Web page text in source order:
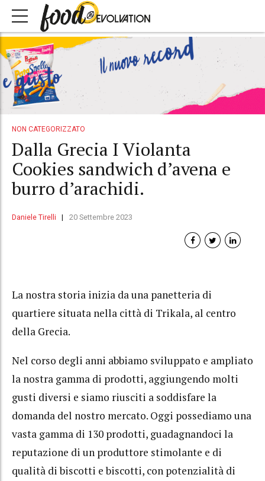
NON CATEGORIZZATO
Dalla Grecia I Violanta
Cookies sandwich d’avena e
burro d’arachidi.
Daniele Tirelli 20 Settembre 2023
La nostra storia inizia da una panetteria di
quartiere situata nella città di Trikala, al centro
della Grecia.
Nel corso degli anni abbiamo sviluppato e ampliato
la nostra gamma di prodotti, aggiungendo molti
gusti diversi e siamo riusciti a soddisfare la
domanda del nostro mercato. Oggi possediamo una
vasta gamma di 130 prodotti, guadagnandoci la
reputazione di un produttore stimolante e di
qualità di biscotti e biscotti, con potenzialità di